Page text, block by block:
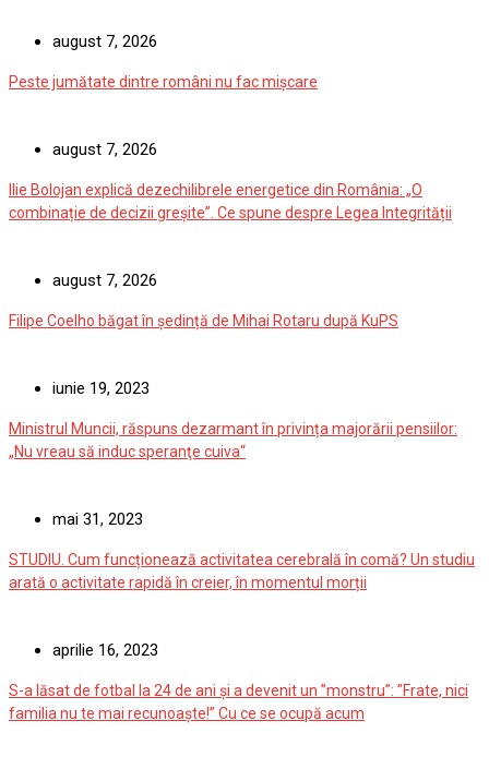
august 7, 2026
Peste jumătate dintre români nu fac mișcare
august 7, 2026
Ilie Bolojan explică dezechilibrele energetice din România: „O
combinație de decizii greșite”. Ce spune despre Legea Integrității
august 7, 2026
Filipe Coelho băgat în ședință de Mihai Rotaru după KuPS
iunie 19, 2023
Ministrul Muncii, răspuns dezarmant în privința majorării pensiilor:
„Nu vreau să induc speranţe cuiva“
mai 31, 2023
STUDIU. Cum funcționează activitatea cerebrală în comă? Un studiu
arată o activitate rapidă în creier, în momentul morții
aprilie 16, 2023
S-a lăsat de fotbal la 24 de ani și a devenit un ”monstru”: ”Frate, nici
familia nu te mai recunoaște!” Cu ce se ocupă acum